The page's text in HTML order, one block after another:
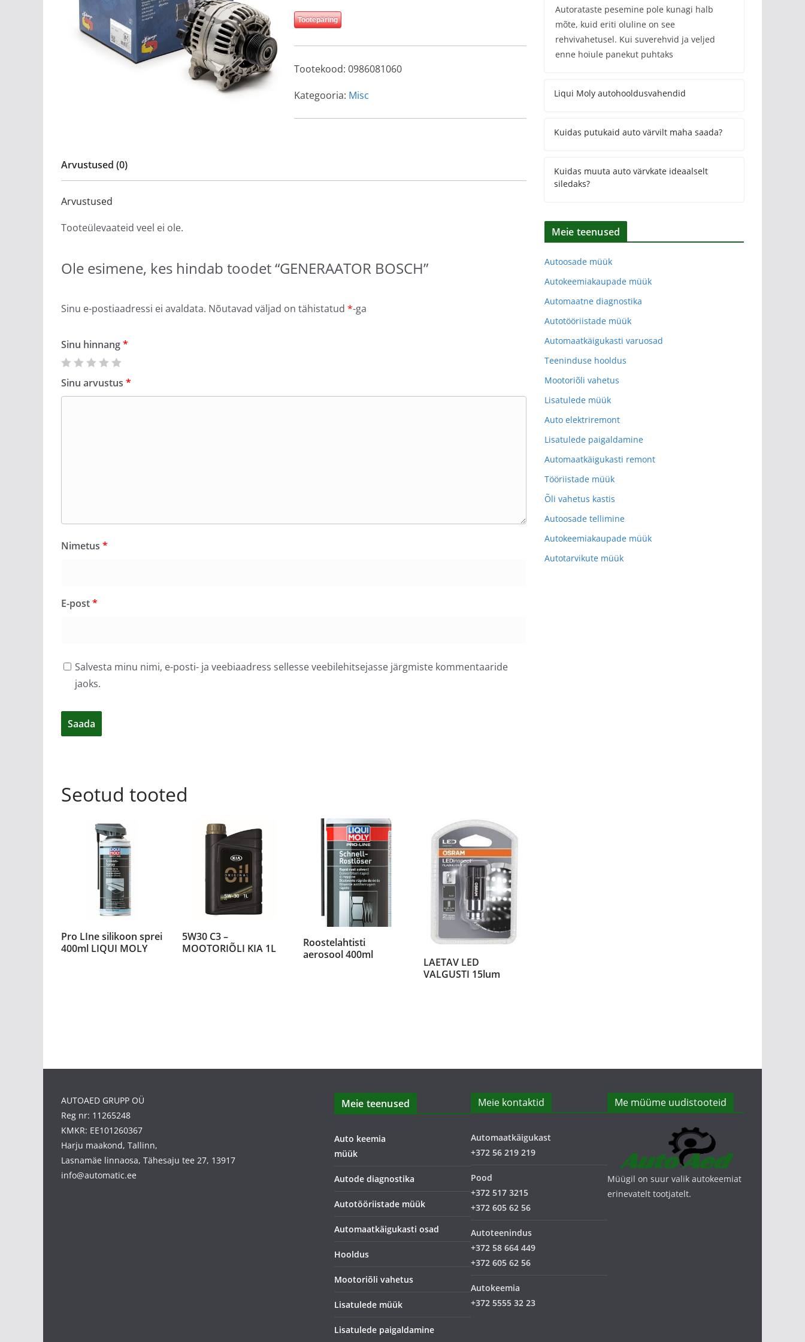
Tootepäring
Tootekood: 0986081060
Kategooria: Misc
Arvustused (0)
Arvustused
Tooteülevaateid veel ei ole.
Ole esimene, kes hindab toodet “GENERAATOR BOSCH”
Sinu e-postiaadressi ei avaldata. Nõutavad väljad on tähistatud *-ga
Sinu hinnang*
Sinu arvustus *
Nimetus *
E-post*
Salvesta minu nimi, e-posti- ja veebiaadress sellesse veebilehitsejasse järgmiste kommentaaride
jaoks.
Seotud tooted
Pro LIne silikoon sprei
400ml LIQUI MOLY
5W30 C3 –
MOOTORIÕLI KIA 1L
Roostelahtisti
aerosool 400ml
LAETAV LED
VALGUSTI 15lum
Autorataste pesemine pole kunagi halb
mõte, kuid eriti oluline on see
rehvivahetusel. Kui suverehvid ja veljed
enne hoiule panekut puhtaks
Liqui Moly autohooldusvahendid
Kuidas putukaid auto värvilt maha saada?
Kuidas muuta auto värvkate ideaalselt
siledaks?
Meie teenused
Autoosade müük
Autokeemiakaupade müük
Automaatne diagnostika
Autotööriistade müük
Automaatkäigukasti varuosad
Teeninduse hooldus
Mootoriõli vahetus
Lisatulede müük
Auto elektriremont
Lisatulede paigaldamine
Automaatkäigukasti remont
Tööriistade müük
Õli vahetus kastis
Autoosade tellimine
Autokeemiakaupade müük
Autotarvikute müük
AUTOAED GRUPP OÜ
Reg nr: 11265248
KMKR: EE101260367
Harju maakond, Tallinn,
Lasnamäe linnaosa, Tähesaju tee 27, 13917
info@automatic.ee
Meie teenused
Auto keemia
müük
Autode diagnostika
Autotööriistade müük
Automaatkäigukasti osad
Hooldus
Mootoriõli vahetus
Lisatulede müük
Lisatulede paigaldamine
Meie kontaktid
Automaatkäigukast
+372 56 219 219
Pood
+372 517 3215
+372 605 62 56
Autoteenindus
+372 58 664 449
+372 605 62 56
Autokeemia
+372 5555 32 23
Me müüme uudistooteid
Müügil on suur valik autokeemiat
erinevatelt tootjatelt.